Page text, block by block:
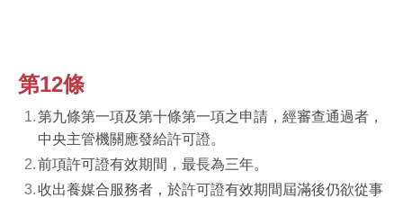
第12條
第九條第一項及第十條第一項之申請，經審查通過者，
中央主管機關應發給許可證。
前項許可證有效期間，最長為三年。
收出養媒合服務者，於許可證有效期間屆滿後仍欲從事